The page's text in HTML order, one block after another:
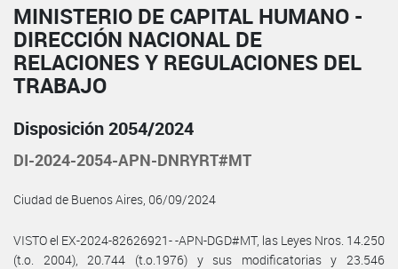
MINISTERIO DE CAPITAL HUMANO -
DIRECCIÓN NACIONAL DE
RELACIONES Y REGULACIONES DEL
TRABAJO
Disposición 2054/2024
DI-2024-2054-APN-DNRYRT#MT
Ciudad de Buenos Aires, 06/09/2024
VISTO el EX-2024-82626921- -APN-DGD#MT, las Leyes Nros. 14.250
(t.o. 2004), 20.744 (t.o.1976) y sus modificatorias y 23.546